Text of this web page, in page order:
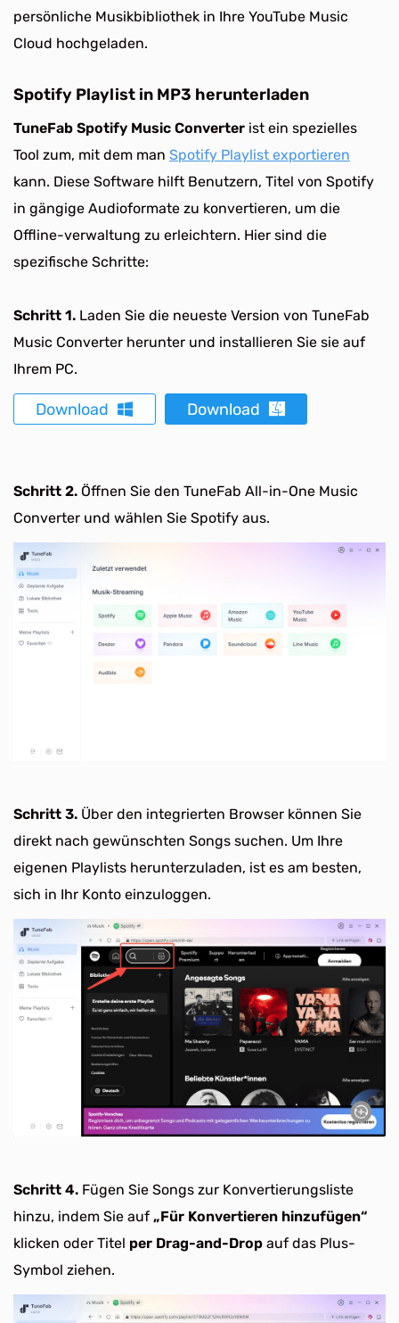
persönliche Musikbibliothek in Ihre YouTube Music
Cloud hochgeladen.
Spotify Playlist in MP3 herunterladen
TuneFab Spotify Music Converter ist ein spezielles
Tool zum, mit dem man Spotify Playlist exportieren
kann. Diese Software hilft Benutzern, Titel von Spotify
in gängige Audioformate zu konvertieren, um die
Offline-verwaltung zu erleichtern. Hier sind die
spezifische Schritte:
Schritt 1. Laden Sie die neueste Version von TuneFab
Music Converter herunter und installieren Sie sie auf
Ihrem PC.
Download Download
Schritt 2. Öffnen Sie den TuneFab All-in-One Music
Converter und wählen Sie Spotify aus.
Schritt 3. Über den integrierten Browser können Sie
direkt nach gewünschten Songs suchen. Um Ihre
eigenen Playlists herunterzuladen, ist es am besten,
sich in Ihr Konto einzuloggen.
Schritt 4. Fügen Sie Songs zur Konvertierungsliste
hinzu, indem Sie auf „Für Konvertieren hinzufügen“
klicken oder Titel per Drag-and-Drop auf das Plus-
Symbol ziehen.